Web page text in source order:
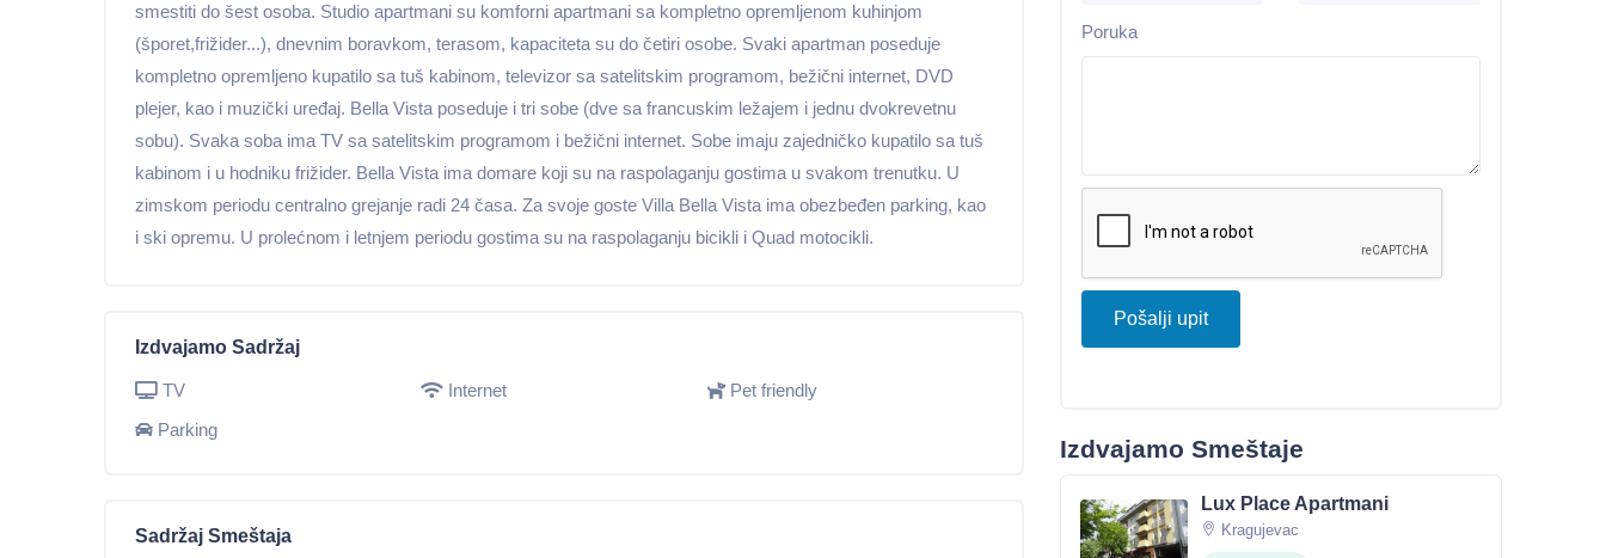
smestiti do šest osoba. Studio apartmani su komforni apartmani sa kompletno opremljenom kuhinjom
(šporet,frižider...), dnevnim boravkom, terasom, kapaciteta su do četiri osobe. Svaki apartman poseduje
kompletno opremljeno kupatilo sa tuš kabinom, televizor sa satelitskim programom, bežični internet, DVD
plejer, kao i muzički uređaj. Bella Vista poseduje i tri sobe (dve sa francuskim ležajem i jednu dvokrevetnu
sobu). Svaka soba ima TV sa satelitskim programom i bežični internet. Sobe imaju zajedničko kupatilo sa tuš
kabinom i u hodniku frižider. Bella Vista ima domare koji su na raspolaganju gostima u svakom trenutku. U
zimskom periodu centralno grejanje radi 24 časa. Za svoje goste Villa Bella Vista ima obezbeđen parking, kao
i ski opremu. U prolećnom i letnjem periodu gostima su na raspolaganju bicikli i Quad motocikli.
Izdvajamo Sadržaj
TV Internet
Pet friendly
Parking
Sadržaj Smeštaja
Poruka
Pošalji upit
Izdvajamo Smeštaje
Lux Place Apartmani
Kragujevac